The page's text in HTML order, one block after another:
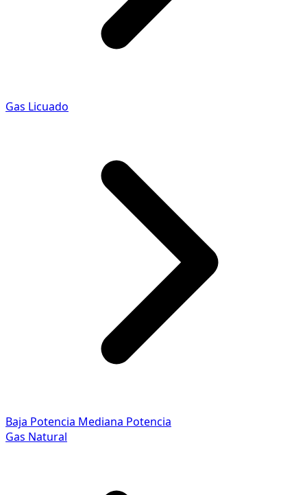
Gas Licuado
Baja Potencia Mediana Potencia
Gas Natural